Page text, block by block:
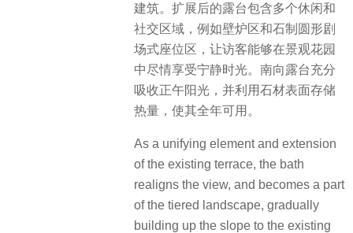
建筑。扩展后的露台包含多个休闲和
社交区域，例如壁炉区和石制圆形剧
场式座位区，让访客能够在景观花园
中尽情享受宁静时光。南向露台充分
吸收正午阳光，并利用石材表面存储
热量，使其全年可用。
As a unifying element and extension
of the existing terrace, the bath
realigns the view, and becomes a part
of the tiered landscape, gradually
building up the slope to the existing